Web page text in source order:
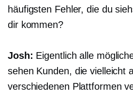
häufigsten Fehler, die du
dir kommen?
Josh: Eigentlich alle
sehen Kunden, die vielleicht
verschiedenen Plattformen